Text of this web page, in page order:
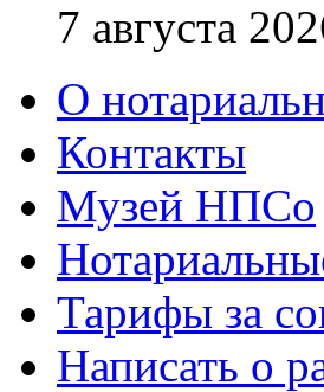
7 августа
О
Контакты
Музей НПСо
Тарифы за
Написать о